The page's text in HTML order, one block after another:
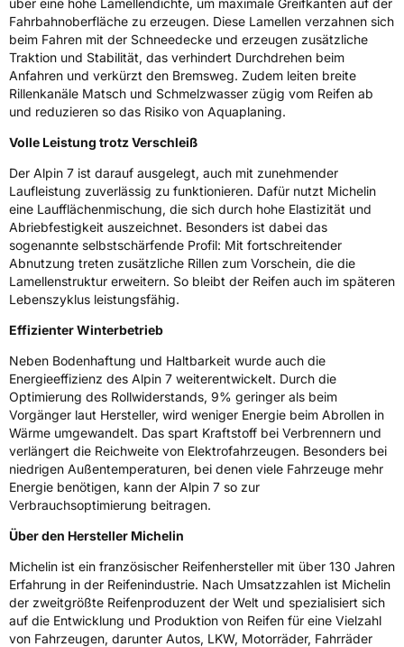
3PMSF / Schneeflockensymbol / Alpine-Symbol Ja
EPREL ID 1842577
Allgemeine Produktsicherheit (GPSR)
PNEUMATIQUES MICHELIN, place des
Carmes-Déchaux 23 63000 Clermont-
Ferrand Frankreich, contact@tc.michelin.eu
Fahrbahnoberfläche zu erzeugen. Diese Lamellen verzahnen sich
beim Fahren mit der Schneedecke und erzeugen zusätzliche
Traktion und Stabilität, das verhindert Durchdrehen beim
Anfahren und verkürzt den Bremsweg. Zudem leiten breite
Rillenkanäle Matsch und Schmelzwasser zügig vom Reifen ab
und reduzieren so das Risiko von Aquaplaning.
Volle Leistung trotz Verschleiß
Der Alpin 7 ist darauf ausgelegt, auch mit zunehmender
Laufleistung zuverlässig zu funktionieren. Dafür nutzt Michelin
eine Laufflächenmischung, die sich durch hohe Elastizität und
Abriebfestigkeit auszeichnet. Besonders ist dabei das
sogenannte selbstschärfende Profil: Mit fortschreitender
Abnutzung treten zusätzliche Rillen zum Vorschein, die die
Lamellenstruktur erweitern. So bleibt der Reifen auch im späteren
Lebenszyklus leistungsfähig.
Effizienter Winterbetrieb
Neben Bodenhaftung und Haltbarkeit wurde auch die
Energieeffizienz des Alpin 7 weiterentwickelt. Durch die
Optimierung des Rollwiderstands, 9% geringer als beim
Vorgänger laut Hersteller, wird weniger Energie beim Abrollen in
Wärme umgewandelt. Das spart Kraftstoff bei Verbrennern und
verlängert die Reichweite von Elektrofahrzeugen. Besonders bei
niedrigen Außentemperaturen, bei denen viele Fahrzeuge mehr
Energie benötigen, kann der Alpin 7 so zur
Verbrauchsoptimierung beitragen.
Über den Hersteller Michelin
Michelin ist ein französischer Reifenhersteller mit über 130 Jahren
Erfahrung in der Reifenindustrie. Nach Umsatzzahlen ist Michelin
der zweitgrößte Reifenproduzent der Welt und spezialisiert sich
auf die Entwicklung und Produktion von Reifen für eine Vielzahl
von Fahrzeugen, darunter Autos, LKW, Motorräder, Fahrräder